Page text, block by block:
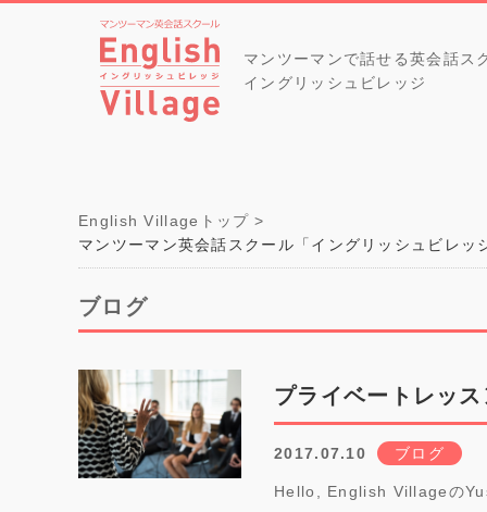
マンツーマンで話せる英会話ス
イングリッシュビレッジ
English Villageトップ
マンツーマン英会話スクール「イングリッシュビレッ
ブログ
プライベートレッ
2017.07.10 ブログ
Hello, English Villageの